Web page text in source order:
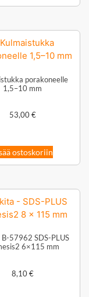
porakoneelle
1,5–10 mm
53,00€
ostoskoriin
57962 SDS-PLUS
6×115 mm
8,10€